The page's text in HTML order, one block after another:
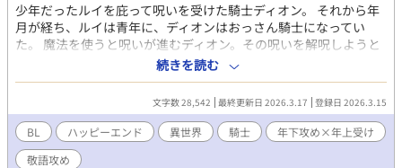
少年だったルイを庇って呪いを受けた騎士ディオン。 それから年
月が経ち、ルイは青年に、ディオンはおっさん騎士になってい
た。 魔法を使うと呪いが進むディオン。その呪いを解呪しようと
試行錯誤なルイ。 そんなとき、ひょんなことから恋をすれば呪い
が解けるのでは、となりルイがディオンに恋をさせようと様々な
奇行を始める。 二人は呪いを解くことができるのか、そして二人
の関係は―――――― ※完結まで毎日投稿します ※小説家になろ
う、Nolaノベルにも投稿しています
続きを読む
文字数 28,542 最終更新日 2026.3.17 登録日 2026.3.15
BL ハッピーエンド 異世界 騎士
年下攻め×年上受け
敬語攻め